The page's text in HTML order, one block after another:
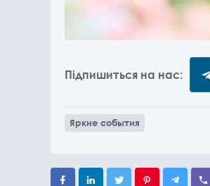
Підпишиться на нас:
Яркие события